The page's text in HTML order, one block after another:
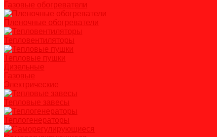
Газовые обогреватели
Пленочные обогреватели
Тепловентиляторы
Тепловые пушки
Дизельные
Газовые
Электрические
Тепловые завесы
Теплогенераторы